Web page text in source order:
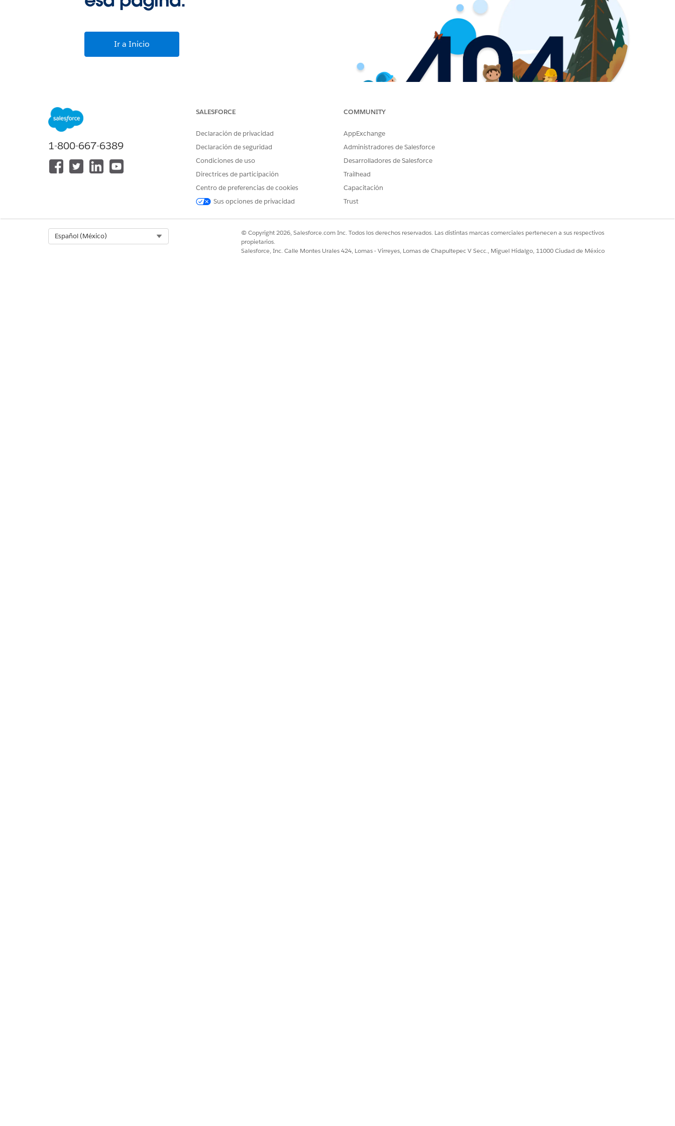
Ir a Inicio
1-800-667-6389
SALESFORCE
Declaración de privacidad
Declaración de seguridad
Condiciones de uso
Directrices de participación
Centro de preferencias de cookies
Sus opciones de privacidad
COMMUNITY
AppExchange
Administradores de Salesforce
Desarrolladores de Salesforce
Trailhead
Capacitación
Trust
Español (México)
© Copyright 2026, Salesforce.com Inc. Todos los derechos reservados. Las distintas marcas comerciales pertenecen a sus respectivos
propietarios.
Salesforce, Inc. Calle Montes Urales 424, Lomas - Virreyes, Lomas de Chapultepec V Secc., Miguel Hidalgo, 11000 Ciudad de México